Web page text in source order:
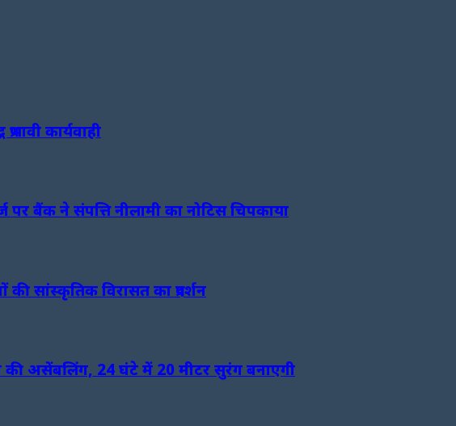
कार्यवाही
बैंक ने संपत्ति नीलामी का नोटिस चिपकाया
सांस्कृतिक विरासत का प्रदर्शन
असेंबलिंग, 24 घंटे में 20 मीटर सुरंग बनाएगी